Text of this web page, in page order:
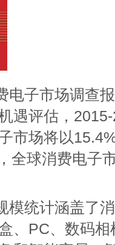
电子市场调查
遇评估，
市场将以
全球消费电子
模统计涵盖了
、PC、数码